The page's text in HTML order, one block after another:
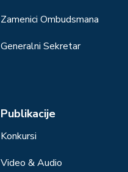
Zamenici Ombudsmana
Generalni Sekretar
Publikacije
Konkursi
Video & Audio